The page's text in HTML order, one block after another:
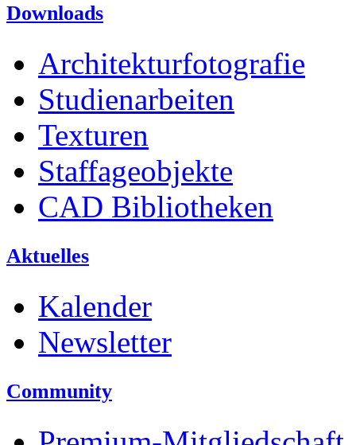
Downloads
Architekturfotografie
Studienarbeiten
Texturen
Staffageobjekte
CAD Bibliotheken
Aktuelles
Kalender
Newsletter
Community